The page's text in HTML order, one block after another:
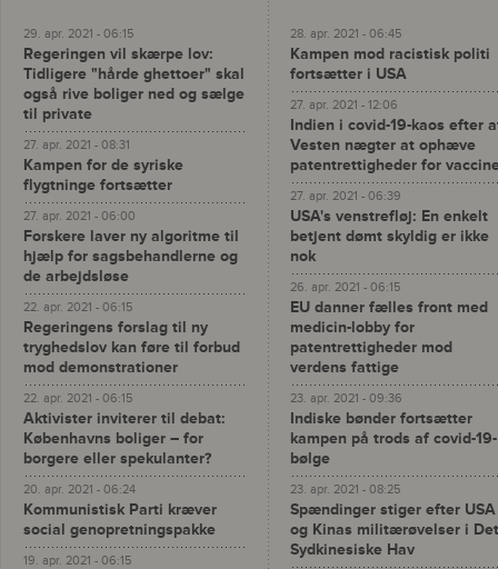
29. apr. 2021 - 06:15
Regeringen vil skærpe lov:
Tidligere "hårde ghettoer" skal
også rive boliger ned og sælge
til private
27. apr. 2021 - 08:31
Kampen for de syriske
flygtninge fortsætter
27. apr. 2021 - 06:00
Forskere laver ny algoritme til
hjælp for sagsbehandlerne og
de arbejdsløse
22. apr. 2021 - 06:15
Regeringens forslag til ny
tryghedslov kan føre til forbud
mod demonstrationer
22. apr. 2021 - 06:15
Aktivister inviterer til debat:
Københavns boliger – for
borgere eller spekulanter?
20. apr. 2021 - 06:24
Kommunistisk Parti kræver
social genopretningspakke
19. apr. 2021 - 06:15
28. apr. 2021 - 06:45
Kampen mod racistisk politi
fortsætter i USA
27. apr. 2021 - 12:06
Indien i covid-19-kaos efter
Vesten nægter at ophæve
patentrettigheder for
27. apr. 2021 - 06:39
USA's venstrefløj: En enkelt
betjent dømt skyldig er ikke
nok
26. apr. 2021 - 06:15
EU danner fælles front med
medicin-lobby for
patentrettigheder mod
verdens fattige
23. apr. 2021 - 09:36
Indiske bønder fortsætter
kampen på trods af covid-19-
bølge
23. apr. 2021 - 08:25
Spændinger stiger efter USA
og Kinas militærøvelser i Det
Sydkinesiske Hav